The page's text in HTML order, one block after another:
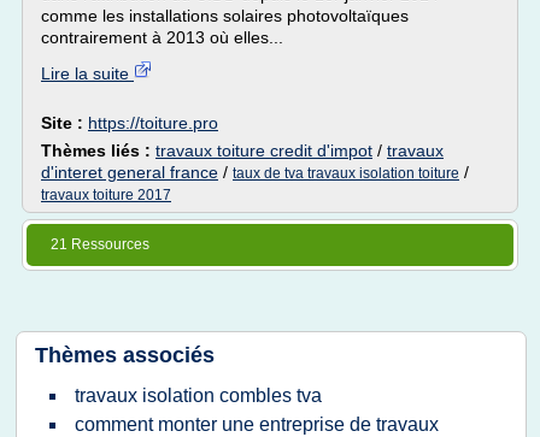
comme les installations solaires photovoltaïques
contrairement à 2013 où elles...
Lire la suite
Site : https://toiture.pro
Thèmes liés : travaux toiture credit d'impot / travaux
d'interet general france / taux de tva travaux isolation toiture /
travaux toiture 2017
21 Ressources
Thèmes associés
travaux isolation combles tva
comment monter une entreprise de travaux